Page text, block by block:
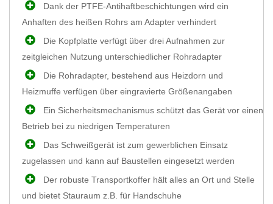
Dank der PTFE-Antihaftbeschichtungen wird ein
Anhaften des heißen Rohrs am Adapter verhindert
Die Kopfplatte verfügt über drei Aufnahmen zur
zeitgleichen Nutzung unterschiedlicher Rohradapter
Die Rohradapter, bestehend aus Heizdorn und
Heizmuffe verfügen über eingravierte Größenangaben
Ein Sicherheitsmechanismus schützt das Gerät vor einen
Betrieb bei zu niedrigen Temperaturen
Das Schweißgerät ist zum gewerblichen Einsatz
zugelassen und kann auf Baustellen eingesetzt werden
Der robuste Transportkoffer hält alles an Ort und Stelle
und bietet Stauraum z.B. für Handschuhe